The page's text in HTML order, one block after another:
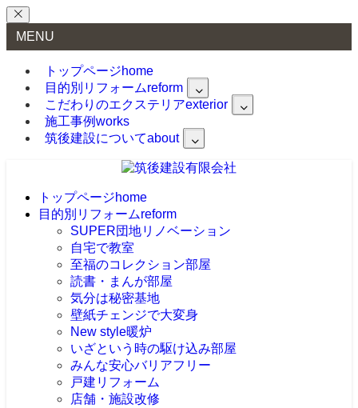
MENU
トップページhome
目的別リフォームreform
こだわりのエクステリアexterior
施工事例works
筑後建設についてabout
トップページhome
目的別リフォームreform
SUPER団地リノベーション
自宅で教室
至福のコレクション部屋
読書・まんが部屋
気分は秘密基地
壁紙チェンジで大変身
New style暖炉
いざという時の駆け込み部屋
みんな安心バリアフリー
戸建リフォーム
店舗・施設改修